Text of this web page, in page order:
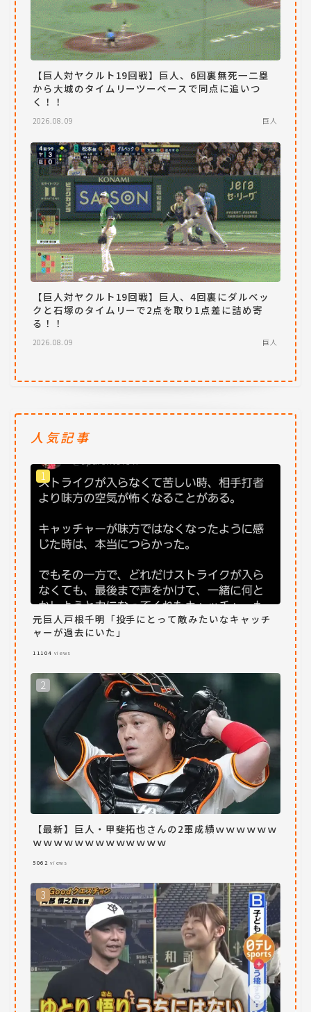
【巨人対ヤクルト19回戦】巨人、6回裏無死一二塁
から大城のタイムリーツーベースで同点に追いつ
く！！
2026.08.09 巨人
【巨人対ヤクルト19回戦】巨人、4回裏にダルベッ
クと石塚のタイムリーで2点を取り1点差に詰め寄
る！！
2026.08.09 巨人
人気記事
元巨人戸根千明「投手にとって敵みたいなキャッチ
ャーが過去にいた」
11104 views
【最新】巨人・甲斐拓也さんの2軍成績ｗｗｗｗｗｗ
ｗｗｗｗｗｗｗｗｗｗｗｗｗ
5062 views